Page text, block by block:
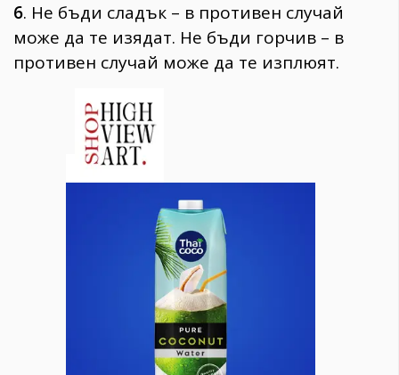
6. Не бъди сладък – в противен случай
може да те изядат. Не бъди горчив – в
противен случай може да те изплюят.